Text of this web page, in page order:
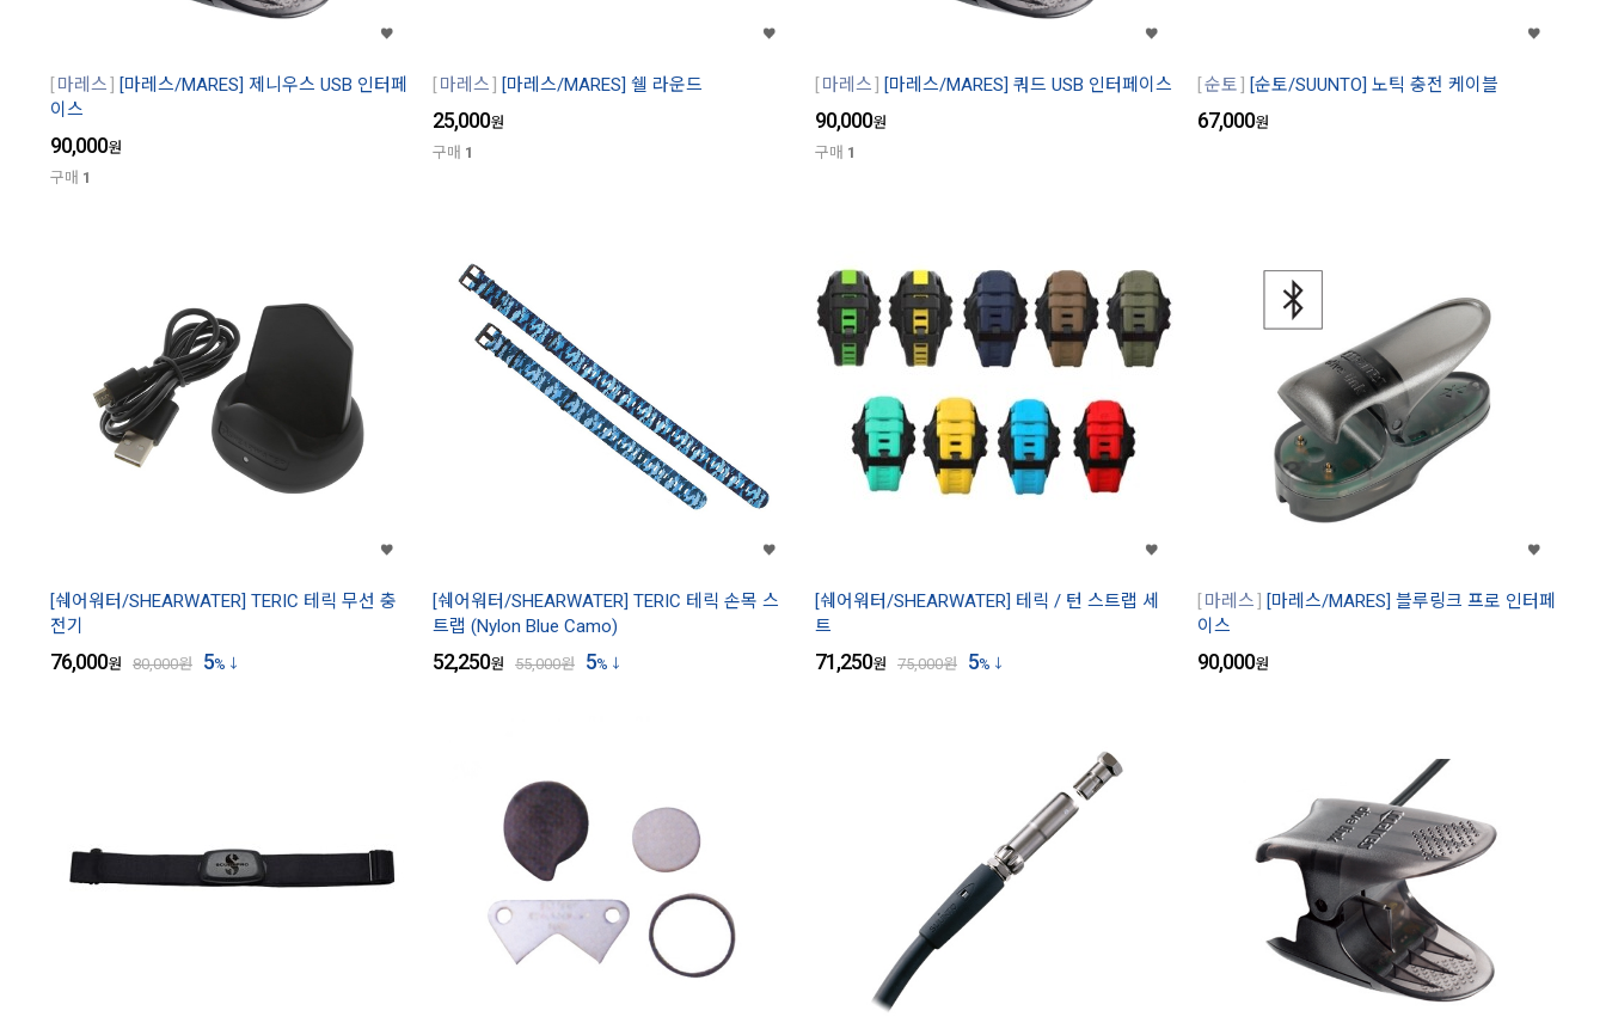
마레스
[마레스/MARES] 제니우스 USB 인터페
이스
90,000원
구매 1
마레스 [마레스/MARES] 쉘 라운드
25,000원
구매 1
마레스 [마레스/MARES] 쿼드 USB 인터페이스
90,000원
구매 1
순토 [순토/SUUNTO] 노틱 충전 케이블
67,000원
[쉐어워터/SHEARWATER] TERIC 테릭 무선 충
전기
76,000원 80,000원 5%
[쉐어워터/SHEARWATER] TERIC 테릭 손목 스
트랩 (Nylon Blue Camo)
52,250원 55,000원 5%
[쉐어워터/SHEARWATER] 테릭 / 턴 스트랩 세
트
71,250원 75,000원 5%
마레스
[마레스/MARES] 블루링크 프로 인터페
이스
90,000원